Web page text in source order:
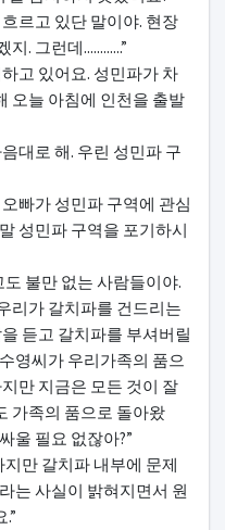
르고 있단 말이야. 현장
. 그런데............”
고 있어요. 성민파가 차
오늘 아침에 인천을 출발
대로 해. 우린 성민파 구
오빠가 성민파 구역에 관심
성민파 구역을 포기하시
불만 없는 사람들이야.
리가 갈치파를 건드리는
듣고 갈치파를 부셔버릴
영씨가 우리가족의 품으
만 지금은 모든 것이 잘
가족의 품으로 돌아왔
울 필요 없잖아?”
만 갈치파 내부에 문제
는 사실이 밝혀지면서 원